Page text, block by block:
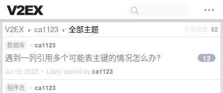
V2EX › ca1123 › 全部主题 主题总数 52
数据库 • ca1123
遇到一列引用多个可能表主键的情况怎么办?
Jul 15, 2022 • Lastly replied byca1123
13
程序员 • ca1123